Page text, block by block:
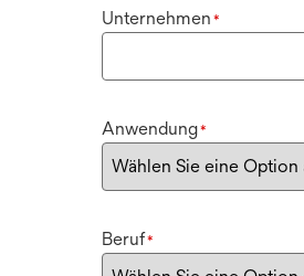
Unternehmen *
Anwendung*
Beruf*